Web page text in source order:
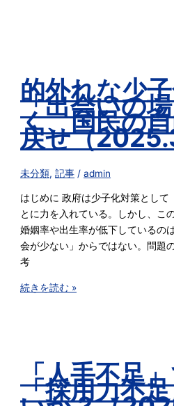
的外れな少子
「出会いの
く、国民の
戻せ（
未分類,記事 /admin
はじめに 政府は少子化対策として
とに力を入れている。しかし、こ
婚姻率や出生率が低下しているの
会が少ない」からではない。問題
考
続きを読む »
「人手不足
「採用力不